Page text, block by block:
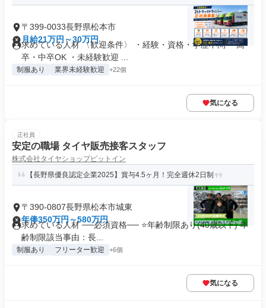
〒399-0033長野県松本市
月給21万円～30万円
求めている人材 〈歓迎条件〉 ・経験・資格・学歴不問 ・高
卒・中卒OK ・未経験歓迎 ...
制服あり 業界未経験歓迎 +22個
気になる
正社員
安定の職場 タイヤ販売接客スタッフ
株式会社タイヤショップピットイン
【長野県優良認定企業2025】賞与4.5ヶ月！完全週休2日制
〒390-0807長野県松本市城東
年俸350万円～580万円
求めている人材 ──必須資格── ⭐️年齢制限あり(40歳以下) 年
齢制限該当事由：長...
制服あり フリーター歓迎 +6個
気になる